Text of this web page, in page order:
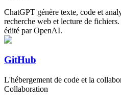
ChatGPT génère texte, code et
recherche web et lecture de
édité par OpenAI.
GitHub
L'hébergement de code et la
Collaboration